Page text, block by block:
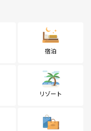
宿泊
リゾート